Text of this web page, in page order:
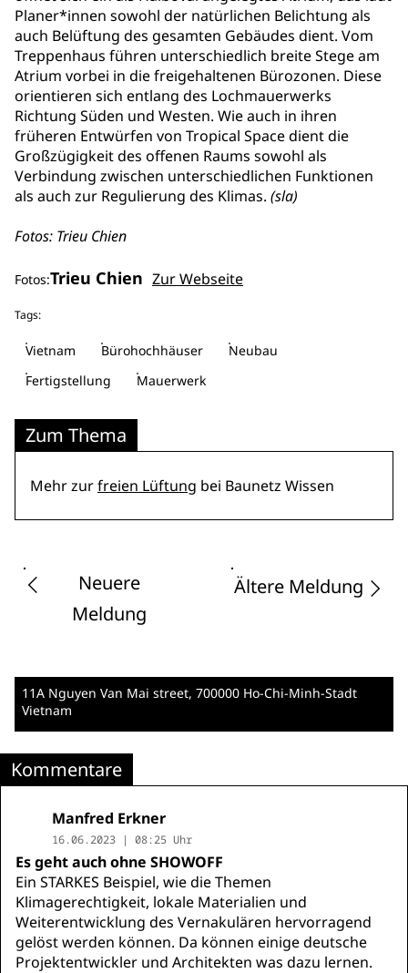
Planer*innen sowohl der natürlichen Belichtung als
auch Belüftung des gesamten Gebäudes dient. Vom
Treppenhaus führen unterschiedlich breite Stege am
Atrium vorbei in die freigehaltenen Bürozonen. Diese
orientieren sich entlang des Lochmauerwerks
Richtung Süden und Westen. Wie auch in ihren
früheren Entwürfen von Tropical Space dient die
Großzügigkeit des offenen Raums sowohl als
Verbindung zwischen unterschiedlichen Funktionen
als auch zur Regulierung des Klimas. (sla)
Fotos: Trieu Chien
Fotos:Trieu Chien Zur Webseite
Tags:
Vietnam Bürohochhäuser
Neubau
Fertigstellung
Mauerwerk
Zum Thema
Mehr zurfreien Lüftung bei Baunetz Wissen
Neuere
Meldung
Ältere Meldung
11A Nguyen Van Mai street, 700000 Ho-Chi-Minh-Stadt
Vietnam
Kommentare
Manfred Erkner
16.06.2023 | 08:25 Uhr
Es geht auch ohne SHOWOFF
Ein STARKES Beispiel, wie die Themen
Klimagerechtigkeit, lokale Materialien und
Weiterentwicklung des Vernakulären hervorragend
gelöst werden können. Da können einige deutsche
Projektentwickler und Architekten was dazu lernen.